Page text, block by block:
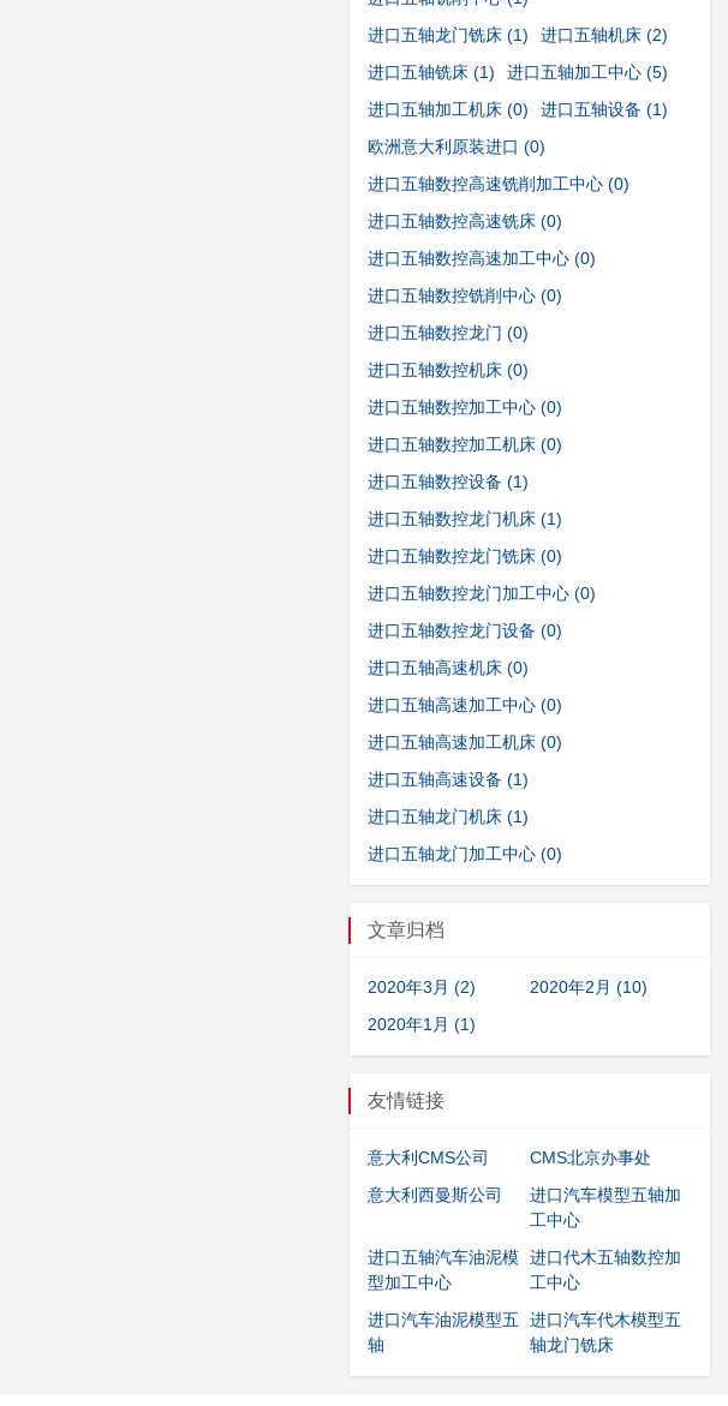
进口五轴龙门铣床 (1) 进口五轴机床 (2)
进口五轴铣床 (1) 进口五轴加工中心 (5)
进口五轴加工机床 (0) 进口五轴设备 (1)
欧洲意大利原装进口 (0)
进口五轴数控高速铣削加工中心 (0)
进口五轴数控高速铣床 (0)
进口五轴数控高速加工中心 (0)
进口五轴数控铣削中心 (0)
进口五轴数控龙门 (0)
进口五轴数控机床 (0)
进口五轴数控加工中心 (0)
进口五轴数控加工机床 (0)
进口五轴数控设备 (1)
进口五轴数控龙门机床 (1)
进口五轴数控龙门铣床 (0)
进口五轴数控龙门加工中心 (0)
进口五轴数控龙门设备 (0)
进口五轴高速机床 (0)
进口五轴高速加工中心 (0)
进口五轴高速加工机床 (0)
进口五轴高速设备 (1)
进口五轴龙门机床 (1)
进口五轴龙门加工中心 (0)
文章归档
2020年3月 (2)
2020年2月 (10)
2020年1月 (1)
友情链接
意大利CMS公司
CMS北京办事处
意大利西曼斯公司
进口汽车模型五轴加
工中心
进口五轴汽车油泥模
型加工中心
进口代木五轴数控加
工中心
进口汽车油泥模型五
轴
进口汽车代木模型五
轴龙门铣床